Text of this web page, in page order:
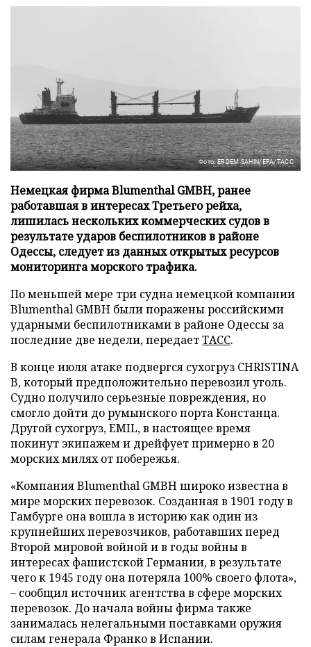
Фото: ERDEM SAHIN/EPA/ТАСС
Немецкая фирма Blumenthal GMBH, ранее
работавшая в интересах Третьего рейха,
лишилась нескольких коммерческих судов в
результате ударов беспилотников в районе
Одессы, следует из данных открытых ресурсов
мониторинга морского трафика.
По меньшей мере три судна немецкой компании
Blumenthal GMBH были поражены российскими
ударными беспилотниками в районе Одессы за
последние две недели, передаетТАСС.
В конце июля атаке подвергся сухогруз CHRISTINA
B, который предположительно перевозил уголь.
Судно получило серьезные повреждения, но
смогло дойти до румынского порта Констанца.
Другой сухогруз, EMIL, в настоящее время
покинут экипажем и дрейфует примерно в 20
морских милях от побережья.
«Компания Blumenthal GMBH широко известна в
мире морских перевозок. Созданная в 1901 году в
Гамбурге она вошла в историю как один из
крупнейших перевозчиков, работавших перед
Второй мировой войной и в годы войны в
интересах фашистской Германии, в результате
чего к 1945 году она потеряла 100% своего флота»,
– сообщил источник агентства в сфере морских
перевозок. До начала войны фирма также
занималась нелегальными поставками оружия
силам генерала Франко в Испании.